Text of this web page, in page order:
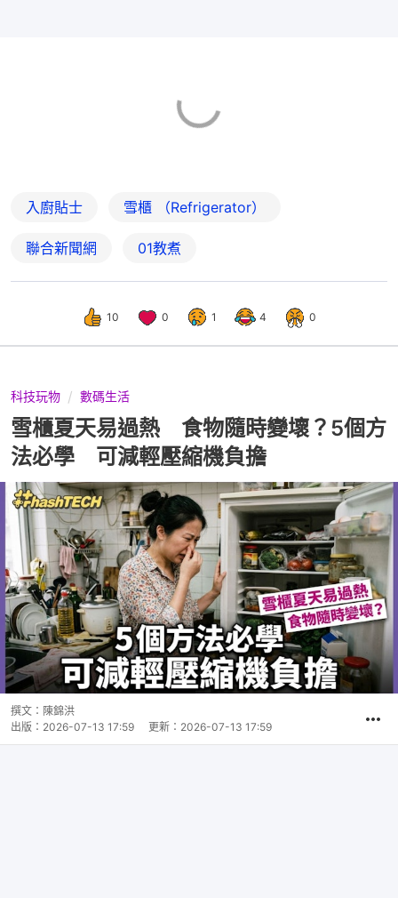
入廚貼士 雪櫃 （Refrigerator）
聯合新聞網 01教煮
10 0 1 4 0
科技玩物 數碼生活
雪櫃夏天易過熱 食物隨時變壞？5個方
法必學 可減輕壓縮機負擔
撰文： 陳錦洪
出版： 2026-07-13 17:59 更新： 2026-07-13 17:59